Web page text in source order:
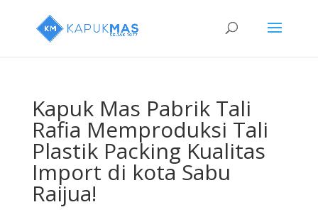
Kapuk Mas Pabrik Tali
Rafia Memproduksi Tali
Plastik Packing Kualitas
Import di kota Sabu
Raijua!